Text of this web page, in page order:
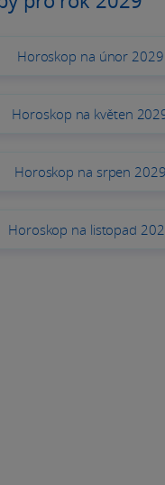
Horoskop na únor 2029
Horoskop na květen
Horoskop na srpen
Horoskop na listopad